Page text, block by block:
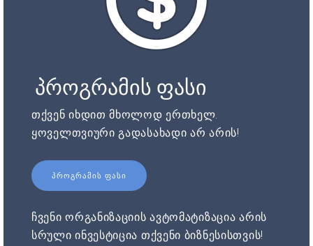
პროგრამის ფასი
თქვენ იხდით მხოლოდ ერთხელ.
ყოველთვიური გადასახადი არ არის!
ᲞᲠᲝᲒᲠᲐᲛᲘᲡ ᲤᲐᲡᲘ
ჩვენი ორგანიზაციის ავტომატიზაცია არის
სრული ინვესტიცია თქვენი ბიზნესისთვის!